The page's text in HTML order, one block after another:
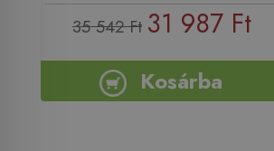
35 542 Ft 31 987 Ft
Kosárba